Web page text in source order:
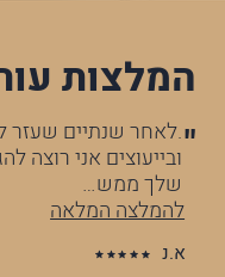
המלצות
.לאחר שנתיים שעזר
ובייעוצים אני רוצה
שלך ממש…
להמלצה המלאה
א.נ